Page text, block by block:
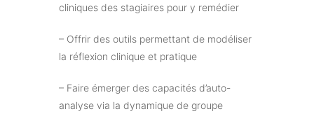
cliniques des stagiaires pour y remédier
– Offrir des outils permettant de modéliser
la réflexion clinique et pratique
– Faire émerger des capacités d’auto-
analyse via la dynamique de groupe